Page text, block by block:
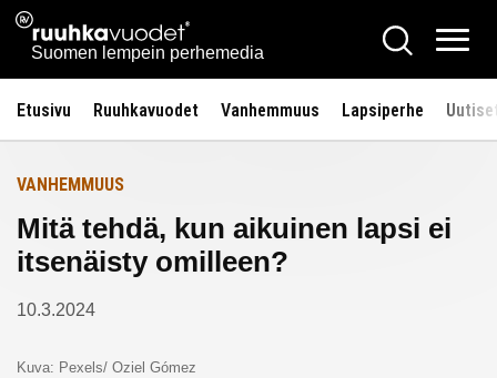
Siirry
sisältöön
Ruuhkavuodet.fi
Suomen lempein perhemedia
Hae
Etusivu Ruuhkavuodet Vanhemmuus Lapsiperhe
Etusivulle
VANHEMMUUS
Mitä tehdä, kun aikuinen lapsi ei
itsenäisty omilleen?
10.3.2024
Kuva: Pexels/ Oziel Gómez